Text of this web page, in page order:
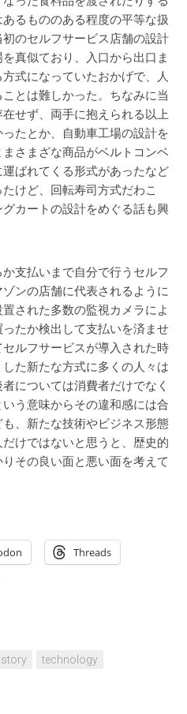
るもののある程度の平等な扱
のセルフサービス店舗の設計
真似ており、入口から出口ま
式になっていたおかげで、人
とは難しかった。ちなみに当
せず、両手に抱えられる以上
たとか、自動車工場の設計を
さまざな商品がベルトコンベ
ばれてくる形式があったなど
けど、回転寿司方式だわこ
カートの設計をめぐる話も興
支払いまで自分で行うセルフ
ンの店舗に代表されるように
された多数の監視カメラによ
たか検出して支払いを済ませ
ルフサービスが導入された時
た新たな方式に多くの人々は
については消費者だけでなく
う意味からその違和感には合
、新たな技術やビジネス形態
けではないと思うと、歴史的
その良い面と悪い面を考えて
Threads
technology